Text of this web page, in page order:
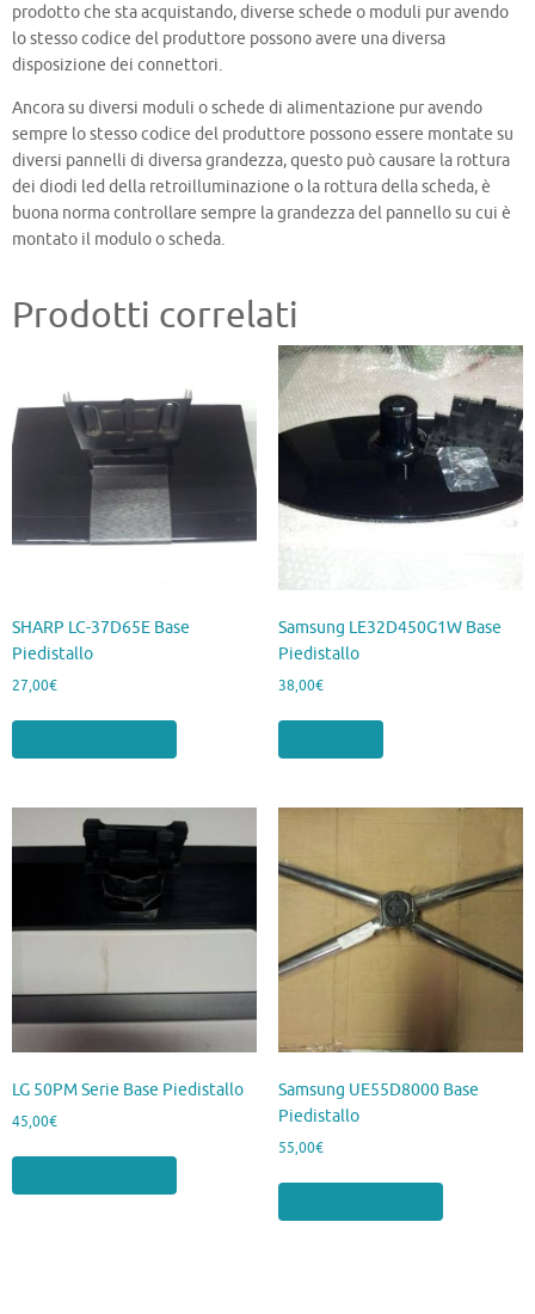
prodotto che sta acquistando, diverse schede o moduli pur avendo
lo stesso codice del produttore possono avere una diversa
disposizione dei connettori.
Ancora su diversi moduli o schede di alimentazione pur avendo
sempre lo stesso codice del produttore possono essere montate su
diversi pannelli di diversa grandezza, questo può causare la rottura
dei diodi led della retroilluminazione o la rottura della scheda, è
buona norma controllare sempre la grandezza del pannello su cui è
montato il modulo o scheda.
Prodotti correlati
SHARP LC-37D65E Base
Piedistallo
27,00€
Samsung LE32D450G1W Base
Piedistallo
38,00€
LG 50PM Serie Base Piedistallo
45,00€
Samsung UE55D8000 Base
Piedistallo
55,00€